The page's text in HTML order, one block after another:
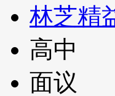
林芝精
高中
面议